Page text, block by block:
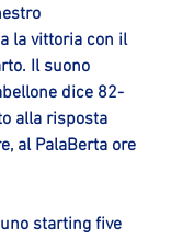
la vittoria con il
Il suono
dice 82-
alla risposta
al PalaBerta ore
starting five